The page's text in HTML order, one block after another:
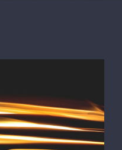
Tips & Tricks